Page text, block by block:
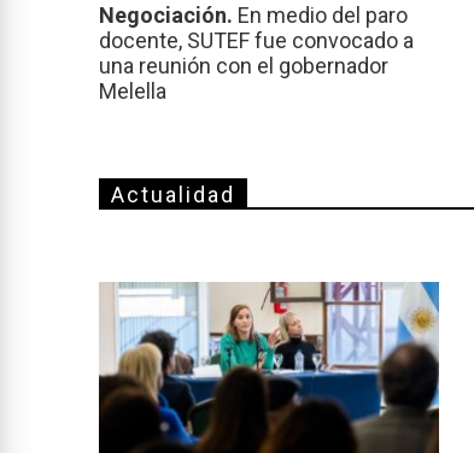
Negociación. En medio del paro
docente, SUTEF fue convocado a
una reunión con el gobernador
Melella
Actualidad